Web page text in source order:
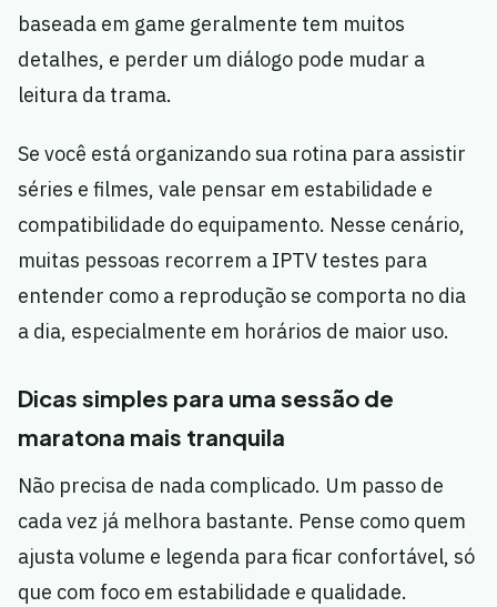
baseada em game geralmente tem muitos
detalhes, e perder um diálogo pode mudar a
leitura da trama.
Se você está organizando sua rotina para assistir
séries e filmes, vale pensar em estabilidade e
compatibilidade do equipamento. Nesse cenário,
muitas pessoas recorrem a IPTV testes para
entender como a reprodução se comporta no dia
a dia, especialmente em horários de maior uso.
Dicas simples para uma sessão de
maratona mais tranquila
Não precisa de nada complicado. Um passo de
cada vez já melhora bastante. Pense como quem
ajusta volume e legenda para ficar confortável, só
que com foco em estabilidade e qualidade.